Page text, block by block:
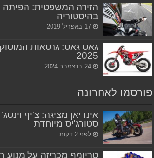
הזירה המשפטית: הפיתה
בהיסטוריה
17 באפריל 2019
גאס גאס: גרסאות
2025
24 בדצמבר 2024
פורסמו לאחרונה
אינדיאן מציגה: צ'יף
סטורג'יס מיוחדת
לפני 2 דקות